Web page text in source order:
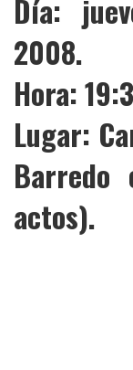
Día:
2008.
Hora:
Lugar:
Barredo
actos).